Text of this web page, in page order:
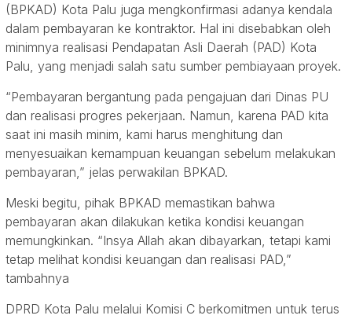
(BPKAD) Kota Palu juga mengkonfirmasi adanya kendala
dalam pembayaran ke kontraktor. Hal ini disebabkan oleh
minimnya realisasi Pendapatan Asli Daerah (PAD) Kota
Palu, yang menjadi salah satu sumber pembiayaan proyek.
“Pembayaran bergantung pada pengajuan dari Dinas PU
dan realisasi progres pekerjaan. Namun, karena PAD kita
saat ini masih minim, kami harus menghitung dan
menyesuaikan kemampuan keuangan sebelum melakukan
pembayaran,” jelas perwakilan BPKAD.
Meski begitu, pihak BPKAD memastikan bahwa
pembayaran akan dilakukan ketika kondisi keuangan
memungkinkan. “Insya Allah akan dibayarkan, tetapi kami
tetap melihat kondisi keuangan dan realisasi PAD,”
tambahnya
DPRD Kota Palu melalui Komisi C berkomitmen untuk terus